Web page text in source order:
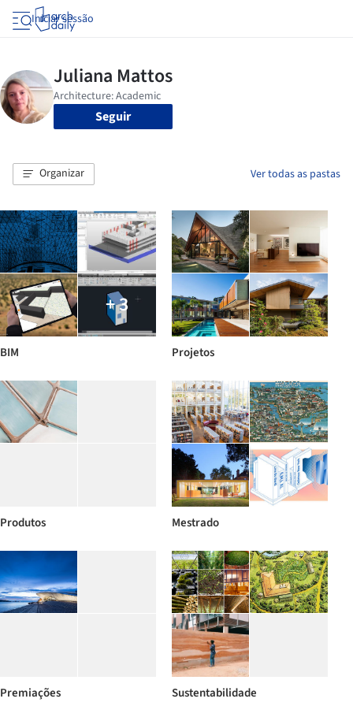
Iniciar sessão
Seguir
Organizar Ver todas as pastas
+ 3
BIM Projetos
Produtos Mestrado
Premiações Sustentabilidade